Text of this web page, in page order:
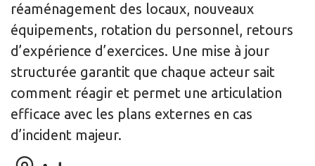
réaménagement des locaux, nouveaux
équipements, rotation du personnel, retours
d’expérience d’exercices. Une mise à jour
structurée garantit que chaque acteur sait
comment réagir et permet une articulation
efficace avec les plans externes en cas
d’incident majeur.